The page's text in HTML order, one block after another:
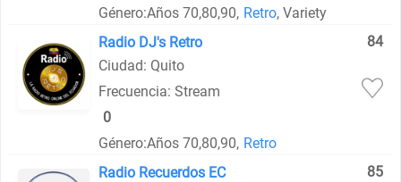
Género:Años 70,80,90, Retro, Variety
Radio DJ's Retro
84
Ciudad: Quito
Frecuencia: Stream
0
Género:Años 70,80,90, Retro
Radio Recuerdos EC
85